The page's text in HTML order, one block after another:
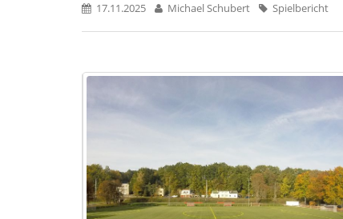
17.11.2025 Michael Schubert Spielbericht